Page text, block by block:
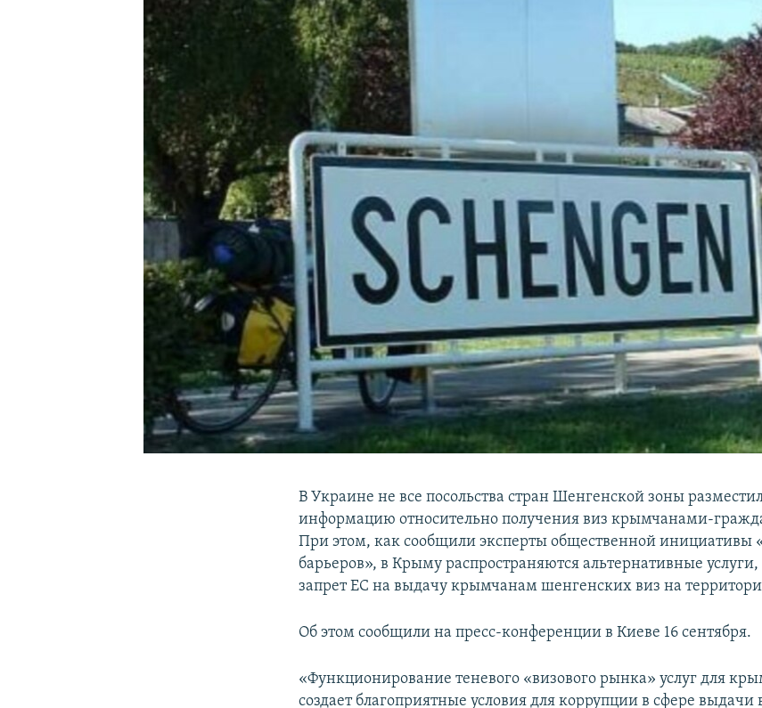
КРЫМ.НЕПОКОРЕННЫЙ
УКРАИНСКАЯ ПРОБЛЕМА КРЫМА
В Украине не все посольства стран Шенгенской зоны
информацию относительно получения виз крымчанами-
При этом, как сообщили эксперты общественной инициативы
барьеров», в Крыму распространяются альтернативные
запрет ЕС на выдачу крымчанам шенгенских виз на
Об этом сообщили на пресс-конференции в Киеве 16 сентября.
«Функционирование теневого «визового рынка» услуг для
создает благоприятные условия для коррупции в сфере выдачи